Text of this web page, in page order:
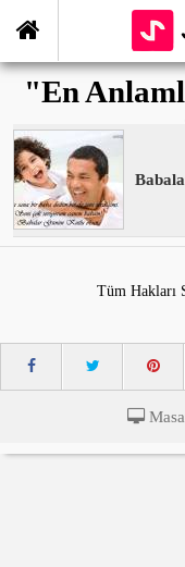
"En
Sözleri" ile
Tüm Hakları